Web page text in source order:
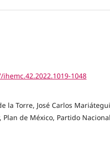
1048
la Torre, José Carlos
de México, Partido